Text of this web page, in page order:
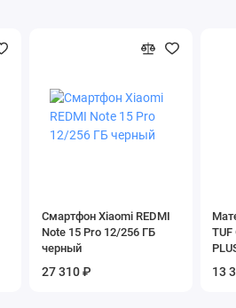
цветной сенсорный
Ethernet-кабель, документация,
проводная гарнитура
записная книжкана 1000 номеров
Смартфон Xiaomi REDMI
Note 15 Pro 12/256 ГБ
черный
27 310 ₽
TUF
13